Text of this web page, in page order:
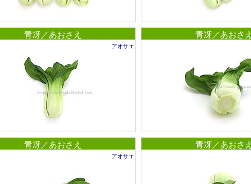
青冴／あおさえ
アオサエ
青冴／あおさえ
青冴／あおさえ
アオサエ
青冴／あおさえ